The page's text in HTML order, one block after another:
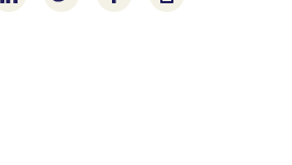
via e-mail
Delen via LinkedIn
Deel op Twitter
Deel op Facebook
Print pagina